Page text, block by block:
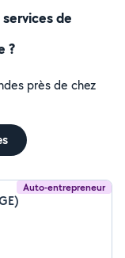
de
?
près de chez
Auto-entrepreneur